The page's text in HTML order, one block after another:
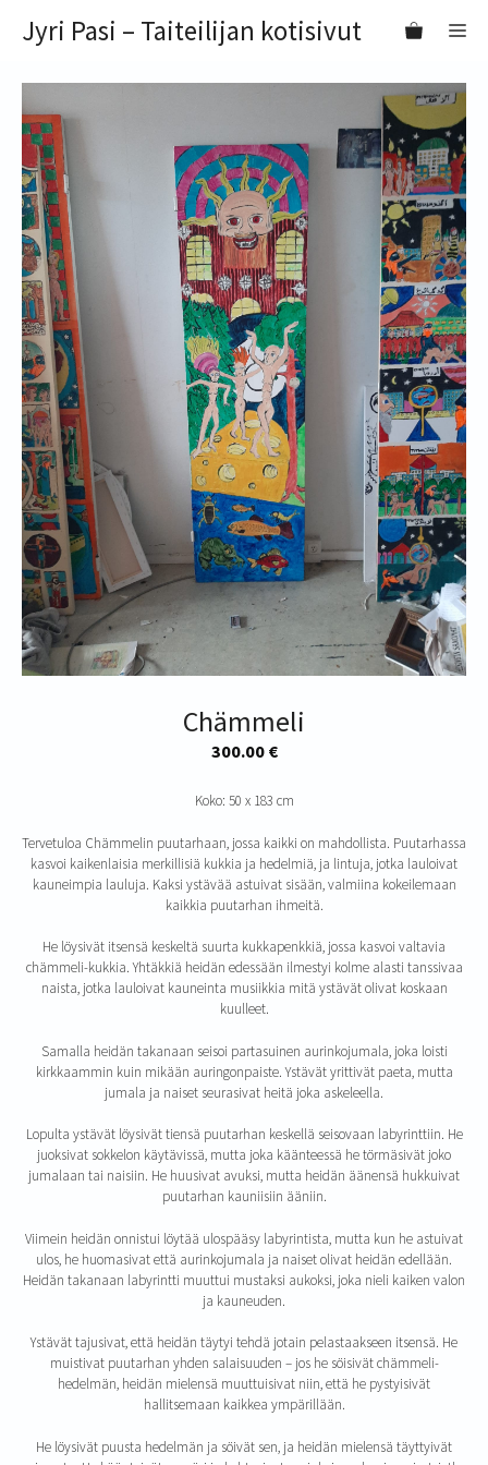
sisältöönJyri Pasi – Taiteilijan kotisivut
Chämmeli
300.00 €
Koko: 50 x 183 cm
Tervetuloa Chämmelin puutarhaan, jossa kaikki on mahdollista. Puutarhassa
kasvoi kaikenlaisia merkillisiä kukkia ja hedelmiä, ja lintuja, jotka lauloivat
kauneimpia lauluja. Kaksi ystävää astuivat sisään, valmiina kokeilemaan
kaikkia puutarhan ihmeitä.
He löysivät itsensä keskeltä suurta kukkapenkkiä, jossa kasvoi valtavia
chämmeli-kukkia. Yhtäkkiä heidän edessään ilmestyi kolme alasti tanssivaa
naista, jotka lauloivat kauneinta musiikkia mitä ystävät olivat koskaan
kuulleet.
Samalla heidän takanaan seisoi partasuinen aurinkojumala, joka loisti
kirkkaammin kuin mikään auringonpaiste. Ystävät yrittivät paeta, mutta
jumala ja naiset seurasivat heitä joka askeleella.
Lopulta ystävät löysivät tiensä puutarhan keskellä seisovaan labyrinttiin. He
juoksivat sokkelon käytävissä, mutta joka käänteessä he törmäsivät joko
jumalaan tai naisiin. He huusivat avuksi, mutta heidän äänensä hukkuivat
puutarhan kauniisiin ääniin.
Viimein heidän onnistui löytää ulospääsy labyrintista, mutta kun he astuivat
ulos, he huomasivat että aurinkojumala ja naiset olivat heidän edellään.
Heidän takanaan labyrintti muuttui mustaksi aukoksi, joka nieli kaiken valon
ja kauneuden.
Ystävät tajusivat, että heidän täytyi tehdä jotain pelastaakseen itsensä. He
muistivat puutarhan yhden salaisuuden – jos he söisivät chämmeli-
hedelmän, heidän mielensä muuttuisivat niin, että he pystyisivät
hallitsemaan kaikkea ympärillään.
He löysivät puusta hedelmän ja söivät sen, ja heidän mielensä täyttyivät